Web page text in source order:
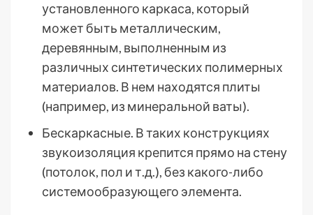
установленного каркаса, который
может быть металлическим,
деревянным, выполненным из
различных синтетических полимерных
материалов. В нем находятся плиты
(например, из минеральной ваты).
Бескаркасные. В таких конструкциях
звукоизоляция крепится прямо на стену
(потолок, пол и т.д.), без какого-либо
системообразующего элемента.